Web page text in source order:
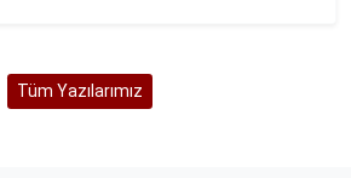
Tüm Yazılarımız